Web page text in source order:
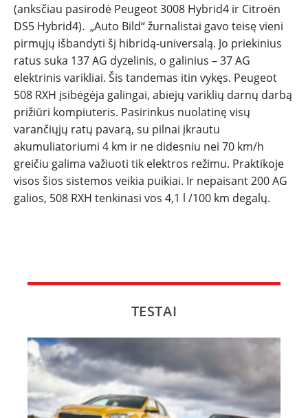
(anksčiau pasirodė Peugeot 3008 Hybrid4 ir Citroën
DS5 Hybrid4). „Auto Bild“ žurnalistai gavo teisę vieni
pirmųjų išbandyti šį hibridą-universalą. Jo priekinius
ratus suka 137 AG dyzelinis, o galinius – 37 AG
elektrinis varikliai. Šis tandemas itin vykęs. Peugeot
508 RXH įsibėgėja galingai, abiejų variklių darnų darbą
prižiūri kompiuteris. Pasirinkus nuolatinę visų
varančiųjų ratų pavarą, su pilnai įkrautu
akumuliatoriumi 4 km ir ne didesniu nei 70 km/h
greičiu galima važiuoti tik elektros režimu. Praktikoje
visos šios sistemos veikia puikiai. Ir nepaisant 200 AG
galios, 508 RXH tenkinasi vos 4,1 l /100 km degalų.
TESTAI